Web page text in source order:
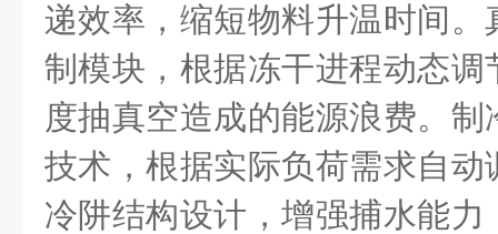
递效率，缩短物料升温时间
制模块，根据冻干进程动态
度抽真空造成的能源浪费。
技术，根据实际负荷需求自
冷阱结构设计，增强捕水能